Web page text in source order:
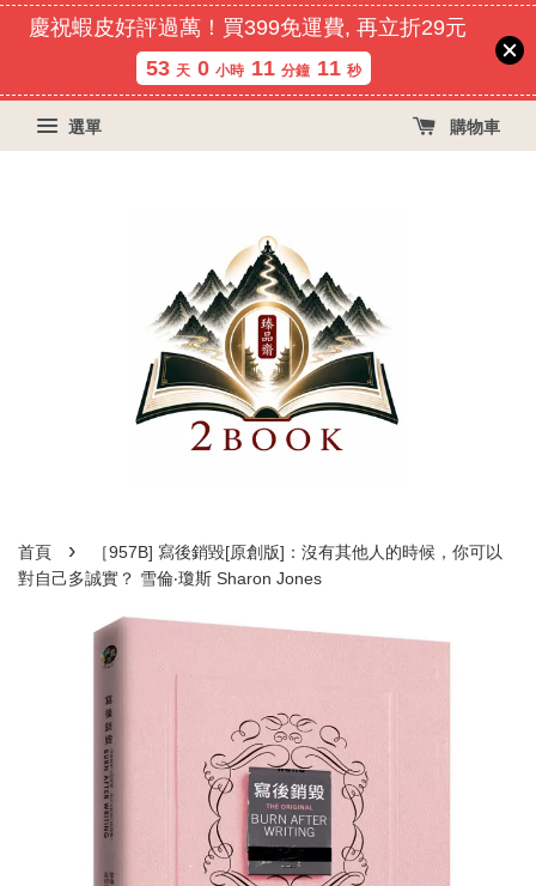
慶祝蝦皮好評過萬！買399免運費, 再立折29元
53 天 0 小時 11 分鐘 10 秒
選單 購物車
首頁 ›
［957B] 寫後銷毀[原創版]：沒有其他人的時候，你可以
對自己多誠實？ 雪倫‧瓊斯 Sharon Jones